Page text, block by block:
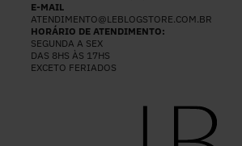
E-MAIL
ATENDIMENTO@LEBLOGSTORE.COM.BR
HORÁRIO DE ATENDIMENTO:
SEGUNDA A SEX
DAS 8HS ÀS 17HS
EXCETO FERIADOS